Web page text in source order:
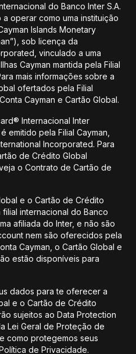
do Banco Inter S.A.
a operar como uma instituição
Islands Monetary
sob licença da
vinculado a uma
Cayman mantida pela Filial
mais informações sobre a
ofertados pela Filial
Cayman e Cartão Global.
Internacional Inter
emitido pela Filial Cayman,
Incorporated. Para
de Crédito Global
o Contrato de Cartão de
e o Cartão de Crédito
internacional do Banco
afiliada do Inter, e não são
nem são oferecidos pela
Cayman, o Cartão Global e
estão disponíveis para
dados para te oferecer a
e o Cartão de Crédito
sujeitos ao Data Protection
Lei Geral de Proteção de
como protegemos seus
de Privacidade.